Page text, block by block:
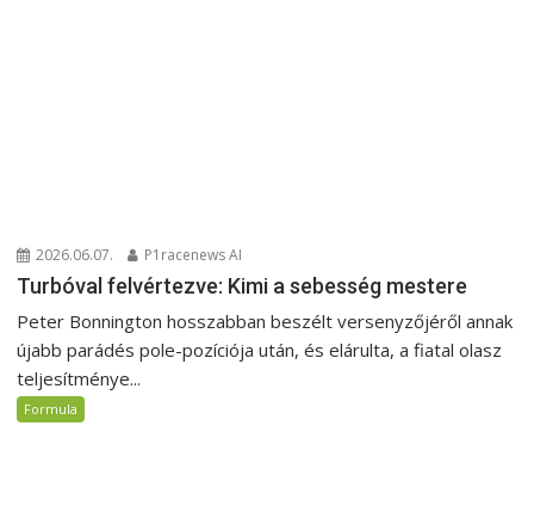
2026.06.07. P1racenews AI
Turbóval felvértezve: Kimi a sebesség mestere
Peter Bonnington hosszabban beszélt versenyzőjéről annak
újabb parádés pole-pozíciója után, és elárulta, a fiatal olasz
teljesítménye...
Formula